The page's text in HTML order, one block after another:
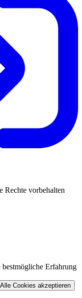
Rechte vorbehalten
Erfahrung
Alle Cookies akzeptieren